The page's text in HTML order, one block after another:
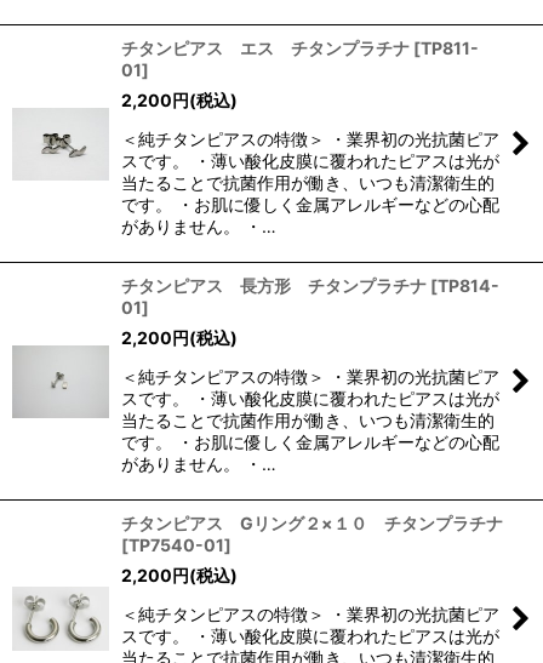
チタンピアス エス チタンプラチナ [TP811-
01]
2,200円(税込)
＜純チタンピアスの特徴＞ ・業界初の光抗菌ピア
スです。 ・薄い酸化皮膜に覆われたピアスは光が
当たることで抗菌作用が働き、いつも清潔衛生的
です。 ・お肌に優しく金属アレルギーなどの心配
がありません。 ・…
チタンピアス 長方形 チタンプラチナ [TP814-
01]
2,200円(税込)
＜純チタンピアスの特徴＞ ・業界初の光抗菌ピア
スです。 ・薄い酸化皮膜に覆われたピアスは光が
当たることで抗菌作用が働き、いつも清潔衛生的
です。 ・お肌に優しく金属アレルギーなどの心配
がありません。 ・…
チタンピアス Gリング２×１０ チタンプラチナ
[TP7540-01]
2,200円(税込)
＜純チタンピアスの特徴＞ ・業界初の光抗菌ピア
スです。 ・薄い酸化皮膜に覆われたピアスは光が
当たることで抗菌作用が働き、いつも清潔衛生的